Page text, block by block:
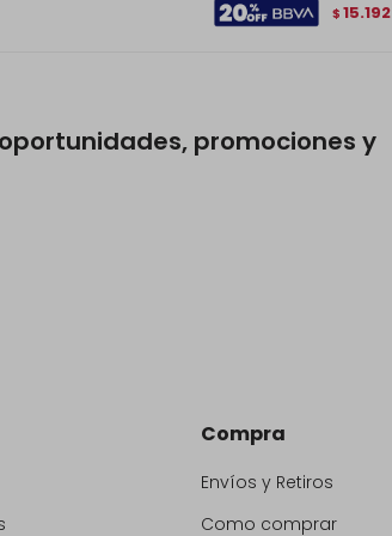
$ 15.192
promociones y
Compra
Envíos y Retiros
Como comprar